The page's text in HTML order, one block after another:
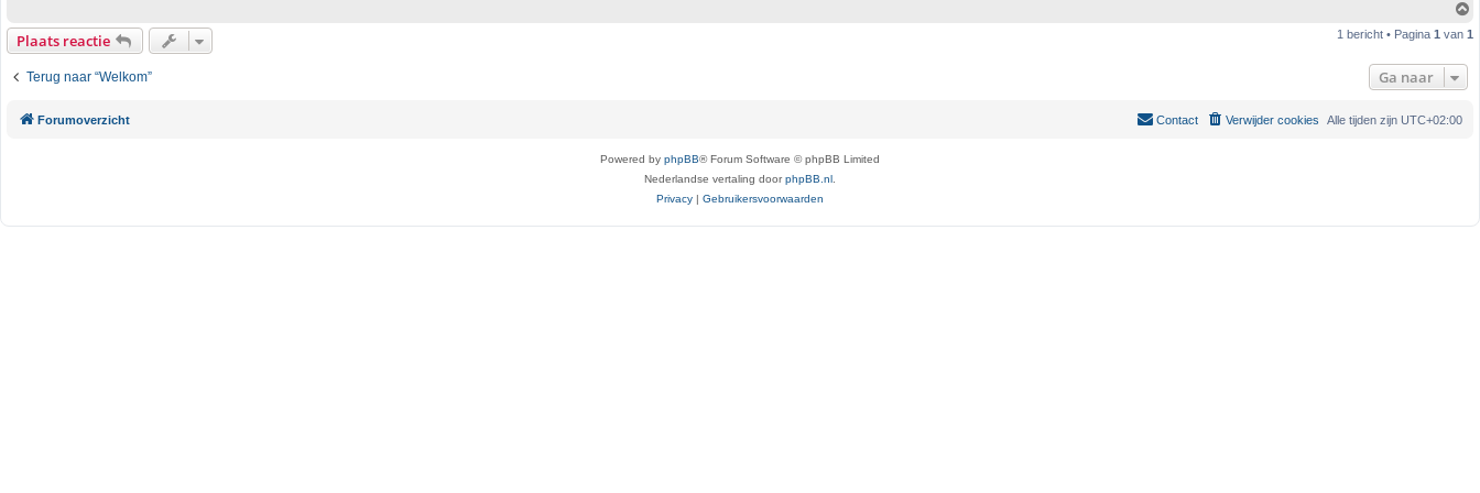
h
Plaats reactie 1 bericht • Pagina 1 van 1
Terug naar “Welkom” Ga naar
Forumoverzicht Alle tijden zijn UTC+02:00
Verwijder cookies
Contact
Powered by phpBB® Forum Software © phpBB Limited
Nederlandse vertaling doorphpBB.nl
Privacy | Gebruikersvoorwaarden